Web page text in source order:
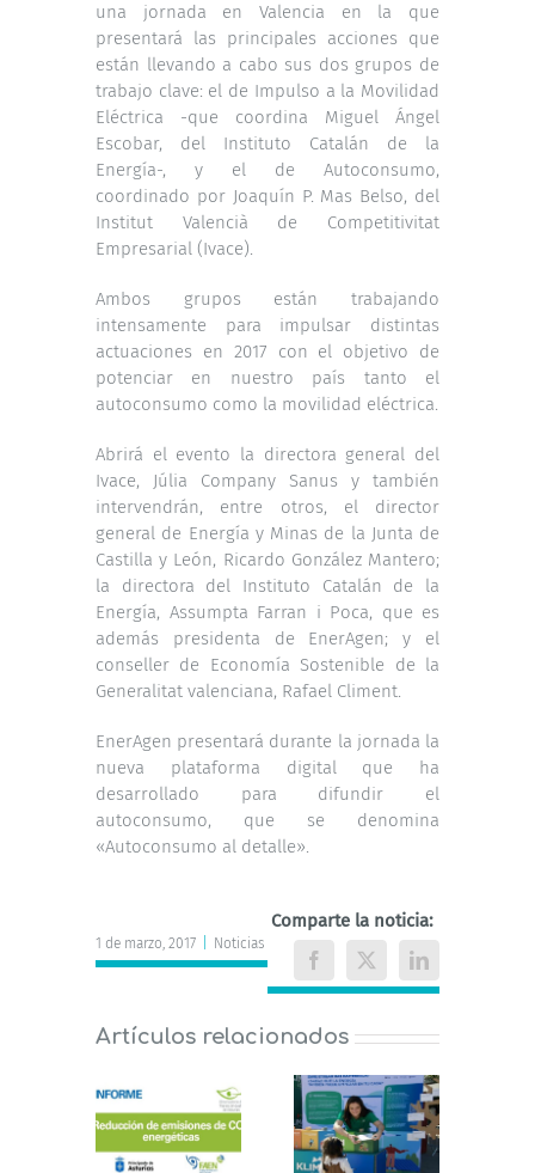
una jornada en Valencia en la que
presentará las principales acciones que
están llevando a cabo sus dos grupos de
trabajo clave: el de Impulso a la Movilidad
Eléctrica -que coordina Miguel Ángel
Escobar, del Instituto Catalán de la
Energía-, y el de Autoconsumo,
coordinado por Joaquín P. Mas Belso, del
Institut Valencià de Competitivitat
Empresarial (Ivace).
Ambos grupos están trabajando
intensamente para impulsar distintas
actuaciones en 2017 con el objetivo de
potenciar en nuestro país tanto el
autoconsumo como la movilidad eléctrica.
Abrirá el evento la directora general del
Ivace, Júlia Company Sanus y también
intervendrán, entre otros, el director
general de Energía y Minas de la Junta de
Castilla y León, Ricardo González Mantero;
la directora del Instituto Catalán de la
Energía, Assumpta Farran i Poca, que es
además presidenta de EnerAgen; y el
conseller de Economía Sostenible de la
Generalitat valenciana, Rafael Climent.
EnerAgen presentará durante la jornada la
nueva plataforma digital que ha
desarrollado para difundir el
autoconsumo, que se denomina
«Autoconsumo al detalle».
1 de marzo, 2017 Noticias
Comparte la noticia:
Facebook
X LinkedIn
Artículos relacionados